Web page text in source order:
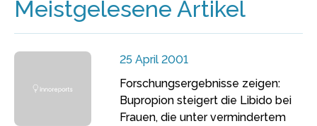
Meistgelesene Artikel
25 April 2001
Forschungsergebnisse zeigen:
Bupropion steigert die Libido bei
Frauen, die unter vermindertem